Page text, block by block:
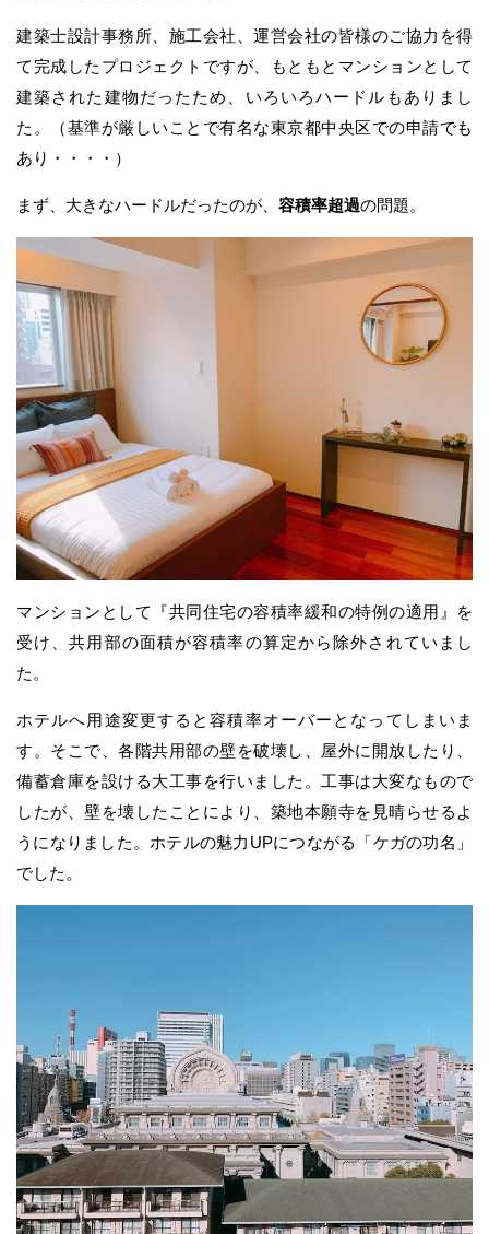
建築士設計事務所、施工会社、運営会社の皆様のご協力を得
て完成したプロジェクトですが、もともとマンションとして
建築された建物だったため、いろいろハードルもありまし
た。（基準が厳しいことで有名な東京都中央区での申請でも
あり・・・・）
まず、大きなハードルだったのが、 容積率超過の問題。
マンションとして『共同住宅の容積率緩和の特例の適用』を
受け、共用部の面積が容積率の算定から除外されていまし
た。
ホテルへ用途変更すると容積率オーバーとなってしまいま
す。そこで、各階共用部の壁を破壊し、屋外に開放したり、
備蓄倉庫を設ける大工事を行いました。工事は大変なもので
したが、壁を壊したことにより、築地本願寺を見晴らせるよ
うになりました。ホテルの魅力UPにつながる「ケガの功名」
でした。